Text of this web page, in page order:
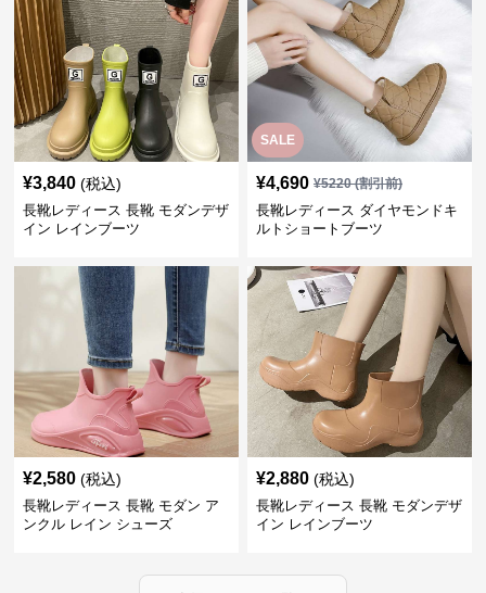
¥3,840 (税込)
長靴レディース 長靴 モダンデザ
イン レインブーツ
SALE
¥4,690 ¥5220(割引前)
長靴レディース ダイヤモンドキ
ルトショートブーツ
¥2,580 (税込)
長靴レディース 長靴 モダン ア
ンクル レイン シューズ
¥2,880 (税込)
長靴レディース 長靴 モダンデザ
イン レインブーツ